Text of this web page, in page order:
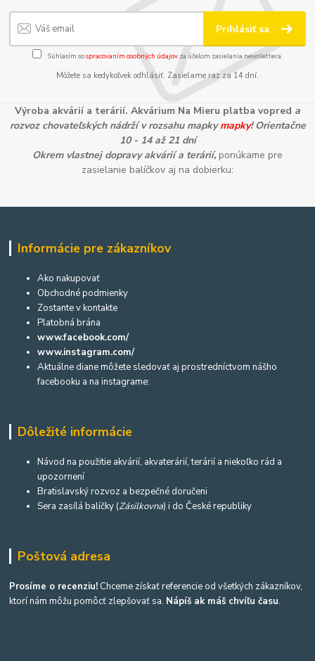
Prihlásiť sa
Súhlasím sospracovaním osobných údajov za účelom zasielania newslettera.
Môžete sa kedykoľvek odhlásiť. Zasielame raz za 14 dní.
Výroba akvárií a terárií. Akvárium Na Mieru platba vopred a
rozvoz chovateľských nádrží v rozsahu mapkymapky! Orientačne
10 - 14 až 21 dní
Okrem vlastnej dopravy akvárií a terárií, ponúkame pre
zasielanie balíčkov aj na dobierku:
Informácie pre zákazníkov
Ako nakupovať
Obchodné podmienky
Zostante v kontakte
Platobná brána
www.facebook.com/
www.instagram.com/
Aktuálne diane môžete sledovať aj prostredníctvom nášho
facebooku a na instagrame:
Dôležité informácie
Návod na použitie akvárií, akvaterárií, terárií a niekoľko rád a
upozornení
Bratislavský rozvoz a bezpečné doručeni
Sera zasílá balíčky (Zásilkovna) i do České republiky
Poštová adresa
Prosíme o recenziu! Chceme získať referencie od všetkých zákazníkov,
ktorí nám môžu pomôcť zlepšovať sa. Nápíš ak máš chvíľu času.